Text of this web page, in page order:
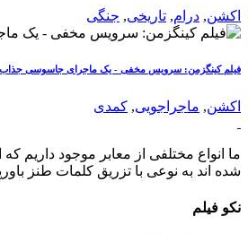
اکشن, درام, تاریخی, جنگی
فیلم کینگزمن: سرویس مخفی - یک ماجرای جاسوسی جذاب
اکشن, ماجراجویی, کمدی
ما انواع مختلفی از معابر موجود داریم که
شده اند به نوعی با تزریق کلمات طنز
نکو فیلم